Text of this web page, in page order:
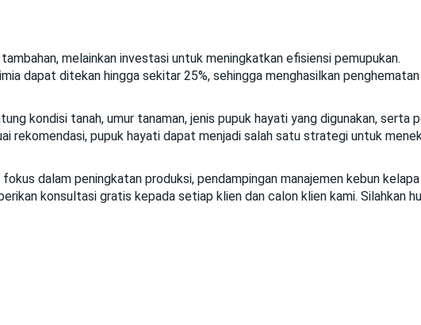
melainkan investasi untuk meningkatkan efisiensi pemupukan.
dapat ditekan hingga sekitar 25%, sehingga menghasilkan
kondisi tanah, umur tanaman, jenis pupuk hayati yang digunakan, serta
rekomendasi, pupuk hayati dapat menjadi salah satu strategi untuk
dalam peningkatan produksi, pendampingan manajemen kebun
konsultasi gratis kepada setiap klien dan calon klien kami. Silahkan